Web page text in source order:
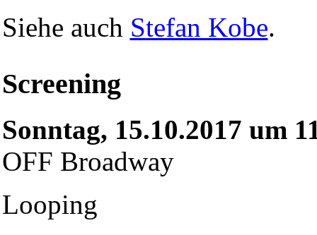
Siehe auch Stefan Kobe.
Screening
Sonntag, 15.10.2017 um
OFF Broadway
Looping